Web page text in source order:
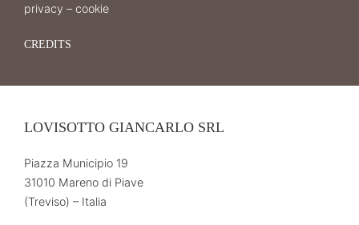
privacy – cookie
CREDITS
LOVISOTTO GIANCARLO SRL
Piazza Municipio 19
31010 Mareno di Piave
(Treviso) – Italia